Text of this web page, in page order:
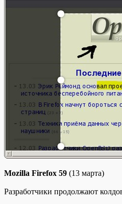
Mozilla Firefox 59 (13 марта)
Разработчики продолжают